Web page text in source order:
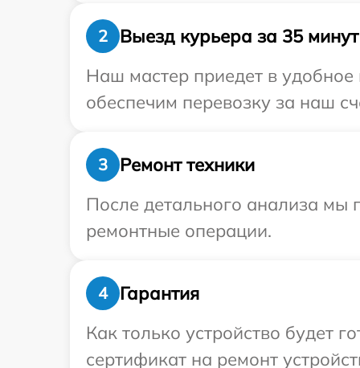
2
Выезд курьера за 35 минут
Наш мастер приедет в
обеспечим перевозку за наш
3
Ремонт техники
После детального анализа мы
ремонтные операции.
4
Гарантия
Как только устройство будет
сертификат на ремонт